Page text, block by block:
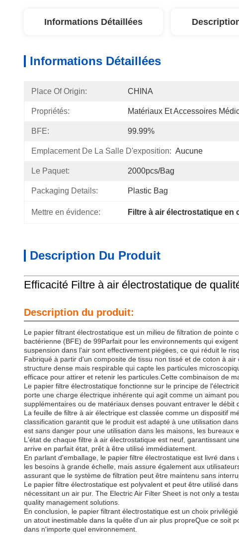
Informations Détaillées
Informations Détaillées
Place Of Origin: CHINA
Propriétés: Matériaux Et Accessoires
BFE: 99.99%
Emplacement De La Salle D'exposition: Aucune
Le Paquet: 2000pcs/bag
Packaging Details: Plastic Bag
Mettre en évidence: Filtre à air électrostatique en
Description Du Produit
Efficacité Filtre à air électrostatique de
Description du produit:
Le papier filtrant électrostatique est un milieu de filtration de
bactérienne (BFE) de 99Parfait pour les environnements qui
suspension dans l'air sont effectivement piégées, ce qui réduit le
Fabriqué à partir d'un composite de tissu non tissé et de coton à
structure dense mais respirable qui capte les particules
efficace pour attirer et retenir les particules.Cette combinaison de
Le papier filtre électrostatique fonctionne sur le principe de
porte une charge électrique inhérente qui agit comme un aimant
supplémentaires ou de matériaux denses pouvant entraver le
La feuille de filtre à air électrique est classée comme un dispositif
classification garantit que le produit est adapté à une utilisation
est sans danger pour une utilisation dans les maisons, les
L'état de chaque filtre à air électrostatique est neuf, garantissant
arrive en parfait état, prêt à être utilisé immédiatement.
En parlant d'emballage, le papier filtre électrostatique est livré
les besoins à grande échelle, mais assure également aux
assurant que le système de filtration peut être maintenu sans
Le papier filtre électrostatique est polyvalent et peut être utilisé
nécessitant un air pur. The Electric Air Filter Sheet is not only a
quality management solutions.
En conclusion, le papier filtrant électrostatique est un choix
un atout inestimable dans la quête d'un air plus propreQue ce soit
dans n'importe quel environnement.